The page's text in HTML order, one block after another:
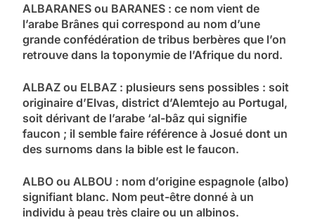
ALBARANES ou BARANES : ce nom vient de
l’arabe Brânes qui correspond au nom d’une
grande confédération de tribus berbères que l’on
retrouve dans la toponymie de l’Afrique du nord.
ALBAZ ou ELBAZ : plusieurs sens possibles : soit
originaire d’Elvas, district d’Alemtejo au Portugal,
soit dérivant de l’arabe ‘al-bâz qui signifie
faucon ; il semble faire référence à Josué dont un
des surnoms dans la bible est le faucon.
ALBO ou ALBOU : nom d’origine espagnole (albo)
signifiant blanc. Nom peut-être donné à un
individu à peau très claire ou un albinos.